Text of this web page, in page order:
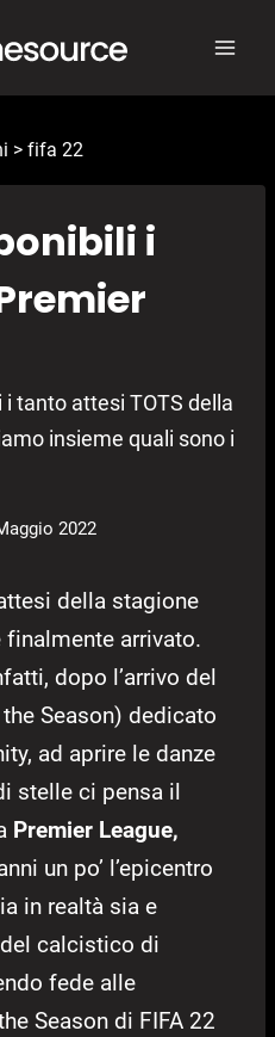
> fifa 22
i
i tanto attesi TOTS della
insieme quali sono i
2022
della stagione
finalmente arrivato.
dopo l’arrivo del
Season) dedicato
ad aprire le danze
stelle ci pensa il
Premier League,
un po’ l’epicentro
in realtà sia e
calcistico di
fede alle
Season di FIFA 22